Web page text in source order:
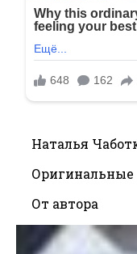
Наталья
От автора